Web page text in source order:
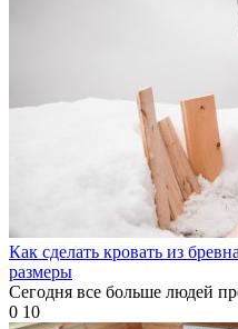
Как сделать кровать из
размеры
Сегодня все больше людей
0 10